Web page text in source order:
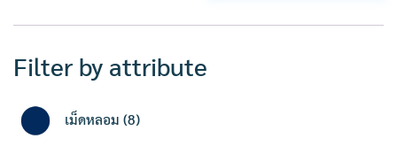
Filter by attribute
เม็ดหลอม 8
products